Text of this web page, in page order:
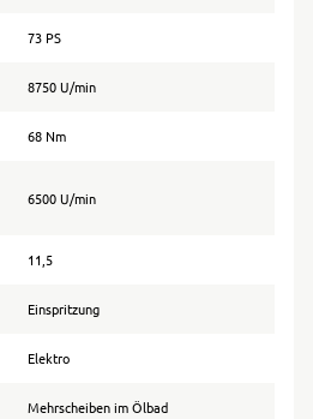
73 PS
8750 U/min
68 Nm
6500 U/min
11,5
Einspritzung
Elektro
Mehrscheiben im Ölbad